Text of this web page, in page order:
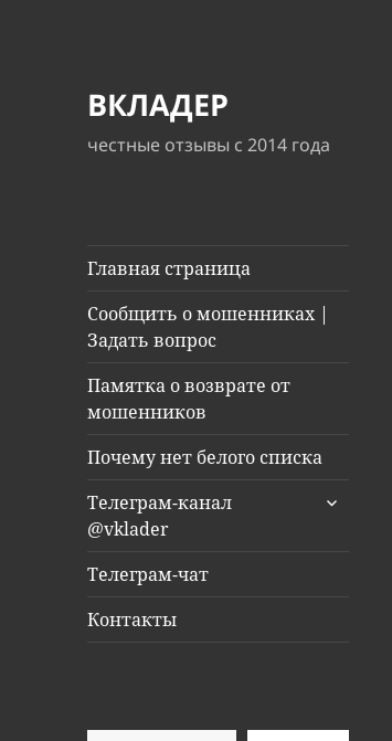
ВКЛАДЕР
честные отзывы с 2014 года
Главная страница
Сообщить о мошенниках |
Задать вопрос
Памятка о возврате от
мошенников
Почему нет белого списка
Телеграм-канал
@vklader
раскрыть
Телеграм-чат
Контакты